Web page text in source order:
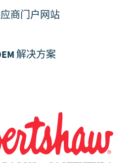
商门户网站
解决方案